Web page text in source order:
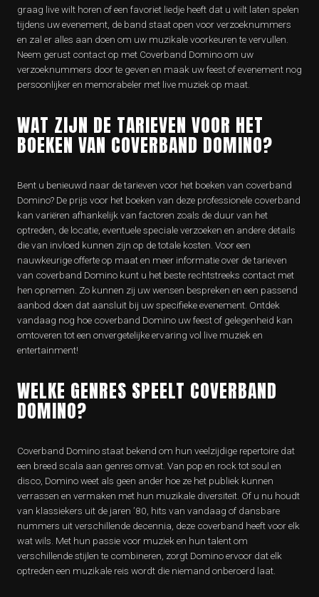
graag live wilt horen of een favoriet liedje heeft dat u wilt laten spelen
tijdens uw evenement, de band staat open voor verzoeknummers
en zal er alles aan doen om uw muzikale voorkeuren te vervullen.
Neem gerust contact op met Coverband Domino om uw
verzoeknummers door te geven en maak uw feest of evenement nog
persoonlijker en memorabeler met live muziek op maat.
WAT ZIJN DE TARIEVEN VOOR HET
BOEKEN VAN COVERBAND DOMINO?
Bent u benieuwd naar de tarieven voor het boeken van coverband
Domino? De prijs voor het boeken van deze professionele coverband
kan variëren afhankelijk van factoren zoals de duur van het
optreden, de locatie, eventuele speciale verzoeken en andere details
die van invloed kunnen zijn op de totale kosten. Voor een
nauwkeurige offerte op maat en meer informatie over de tarieven
van coverband Domino kunt u het beste rechtstreeks contact met
hen opnemen. Zo kunnen zij uw wensen bespreken en een passend
aanbod doen dat aansluit bij uw specifieke evenement. Ontdek
vandaag nog hoe coverband Domino uw feest of gelegenheid kan
omtoveren tot een onvergetelijke ervaring vol live muziek en
entertainment!
WELKE GENRES SPEELT COVERBAND
DOMINO?
Coverband Domino staat bekend om hun veelzijdige repertoire dat
een breed scala aan genres omvat. Van pop en rock tot soul en
disco, Domino weet als geen ander hoe ze het publiek kunnen
verrassen en vermaken met hun muzikale diversiteit. Of u nu houdt
van klassiekers uit de jaren ’80, hits van vandaag of dansbare
nummers uit verschillende decennia, deze coverband heeft voor elk
wat wils. Met hun passie voor muziek en hun talent om
verschillende stijlen te combineren, zorgt Domino ervoor dat elk
optreden een muzikale reis wordt die niemand onberoerd laat.